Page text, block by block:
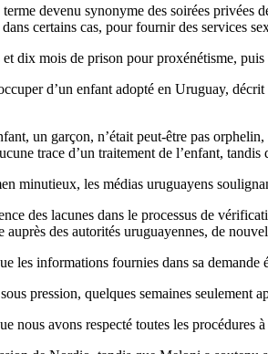
devenu synonyme des soirées privées
certains cas, pour fournir des services
dix mois de prison pour proxénétisme,
d’un enfant adopté en Uruguay,
un garçon, n’était peut-être pas
trace d’un traitement de l’enfant,
minutieux, les médias uruguayens
des lacunes dans le processus de
des autorités uruguayennes, de
les informations fournies dans sa demande
pression, quelques semaines seulement
nous avons respecté toutes les procédures